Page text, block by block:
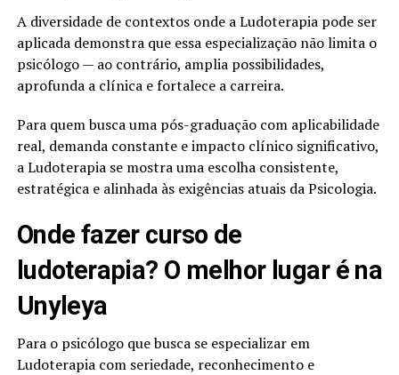
A diversidade de contextos onde a Ludoterapia pode ser
aplicada demonstra que essa especialização não limita o
psicólogo — ao contrário, amplia possibilidades,
aprofunda a clínica e fortalece a carreira.
Para quem busca uma pós-graduação com aplicabilidade
real, demanda constante e impacto clínico significativo,
a Ludoterapia se mostra uma escolha consistente,
estratégica e alinhada às exigências atuais da Psicologia.
Onde fazer curso de
ludoterapia? O melhor lugar é na
Unyleya
Para o psicólogo que busca se especializar em
Ludoterapia com seriedade, reconhecimento e